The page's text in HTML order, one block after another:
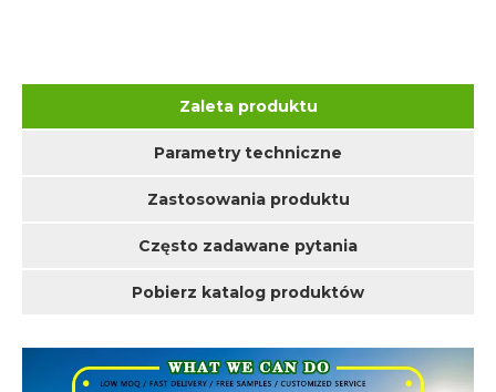
Zaleta produktu
Parametry techniczne
Zastosowania produktu
Często zadawane pytania
Pobierz katalog produktów